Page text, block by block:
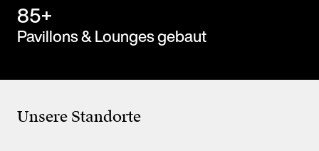
85+
Pavillons & Lounges gebaut
Unsere Standorte